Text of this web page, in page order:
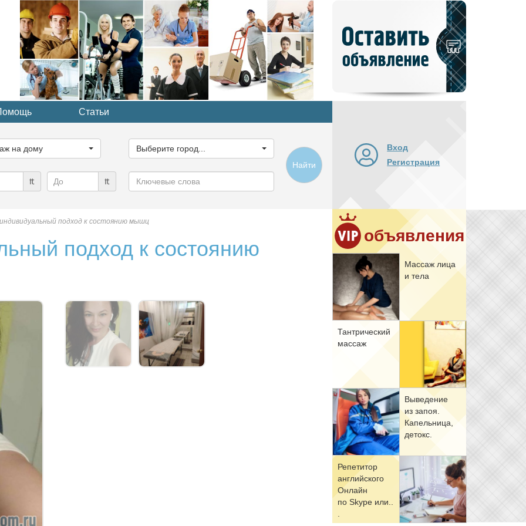
объявление
Статьи
на дому
город...
Выберите город...
₶ ₶
Ключевые
слова
Найти
Вход
Регистрация
объявления
Мас­саж ли­ца
и те­ла
Тан­три­че­ский
мас­саж
Вы­ве­де­ние
из за­поя.
Ка­пель­ни­ца,
де­токс.
Ре­пе­ти­тор
ан­глий­ско­го
Он­лайн
по Skype или..
подход к состоянию мышц
подход к состоянию